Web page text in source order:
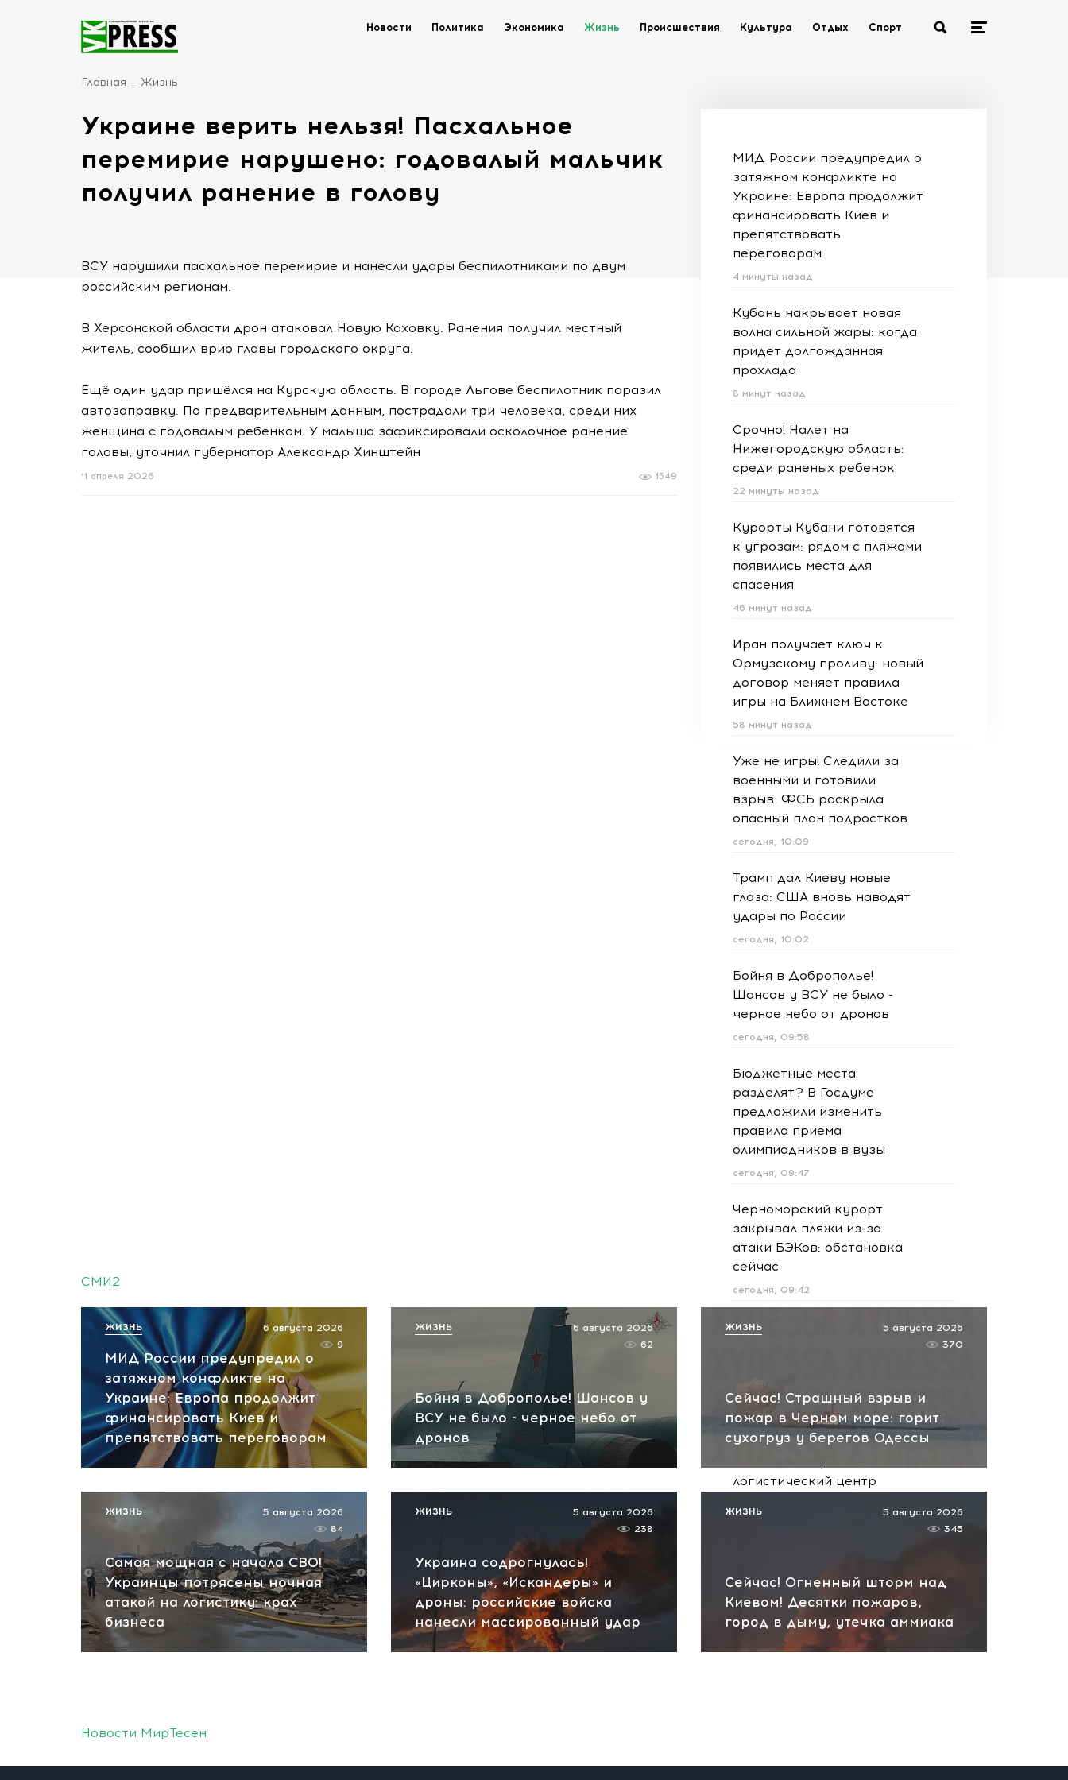
Новости Политика Экономика Жизнь Происшествия Культура Отдых Спорт
Главная Жизнь
Украине верить нельзя! Пасхальное
перемирие нарушено: годовалый мальчик
получил ранение в голову
ВСУ нарушили пасхальное перемирие и нанесли удары беспилотниками по двум
российским регионам.
В Херсонской области дрон атаковал Новую Каховку. Ранения получил местный
житель, сообщил врио главы городского округа.
Ещё один удар пришёлся на Курскую область. В городе Льгове беспилотник поразил
автозаправку. По предварительным данным, пострадали три человека, среди них
женщина с годовалым ребёнком. У малыша зафиксировали осколочное ранение
головы, уточнил губернатор Александр Хинштейн
1549
11 апреля 2026
МИД России предупредил о
затяжном конфликте на
Украине: Европа продолжит
финансировать Киев и
препятствовать
переговорам
4 минуты назад
Кубань накрывает новая
волна сильной жары: когда
придет долгожданная
прохлада
8 минут назад
Срочно! Налет на
Нижегородскую область:
среди раненых ребенок
22 минуты назад
Курорты Кубани готовятся
к угрозам: рядом с пляжами
появились места для
спасения
46 минут назад
Иран получает ключ к
Ормузскому проливу: новый
договор меняет правила
игры на Ближнем Востоке
58 минут назад
Уже не игры! Следили за
военными и готовили
взрыв: ФСБ раскрыла
опасный план подростков
сегодня, 10:09
Трамп дал Киеву новые
глаза: США вновь наводят
удары по России
сегодня, 10:02
Бойня в Доброполье!
Шансов у ВСУ не было -
черное небо от дронов
сегодня, 09:58
Бюджетные места
разделят? В Госдуме
предложили изменить
правила приема
олимпиадников в вузы
сегодня, 09:47
Черноморский курорт
закрывал пляжи из-за
атаки БЭКов: обстановка
сейчас
сегодня, 09:42
Молния, медведь и смерть
сегодня, 08:59
Сейчас! Попадание БПЛА в
склад ВБ: в Тверской
логистический центр
СМИ2
МИД России предупредил о
затяжном конфликте на
Украине: Европа продолжит
финансировать Киев и
препятствовать переговорам
6 августа 2026
9
ЖИЗНЬ
Бойня в Доброполье! Шансов у
ВСУ не было - черное небо от
дронов
6 августа 2026
62
ЖИЗНЬ
Сейчас! Страшный взрыв и
пожар в Черном море: горит
сухогруз у берегов Одессы
5 августа 2026
370
ЖИЗНЬ
Самая мощная с начала СВО!
Украинцы потрясены ночная
атакой на логистику: крах
бизнеса
5 августа 2026
84
ЖИЗНЬ
Украина содрогнулась!
«Цирконы», «Искандеры» и
дроны: российские войска
нанесли массированный удар
5 августа 2026
238
ЖИЗНЬ
Сейчас! Огненный шторм над
Киевом! Десятки пожаров,
город в дыму, утечка аммиака
5 августа 2026
345
ЖИЗНЬ
Новости МирТесен